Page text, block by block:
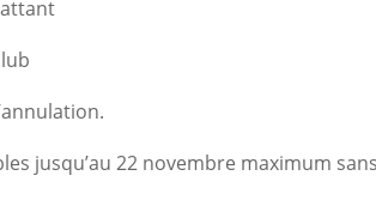
jusqu’au 22 novembre maximum